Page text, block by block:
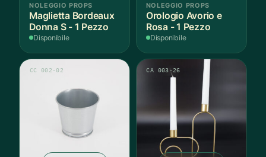
NOLEGGIO PROPS
Maglietta Bordeaux
Donna S - 1 Pezzo
Disponibile
NOLEGGIO PROPS
Orologio Avorio e
Rosa - 1 Pezzo
Disponibile
CC 002-02 CA 003-26